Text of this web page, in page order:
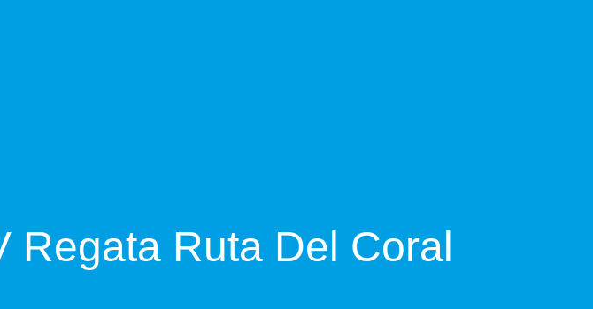
Regata Ruta Del Coral